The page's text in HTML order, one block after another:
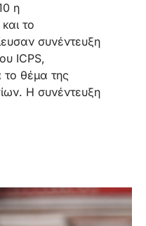
η
το
συνέντευξη
ICPS,
θέμα της
Η συνέντευξη